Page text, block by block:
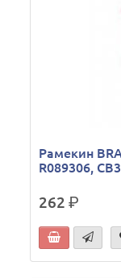
Рамекин
R089306,
262р.